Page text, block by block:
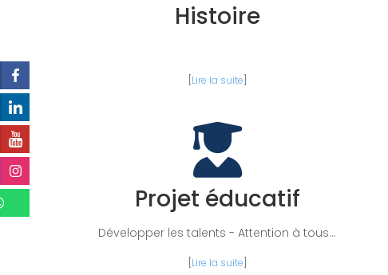
Histoire
Lire la suite
Projet éducatif
Développer les talents - Attention à tous...
Lire la suite